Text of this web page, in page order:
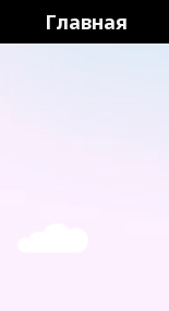
Перейти
к
Главная